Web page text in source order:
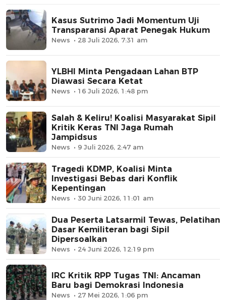
Kasus Sutrimo Jadi Momentum Uji
Transparansi Aparat Penegak Hukum
News 28 Juli 2026, 7:31 am
YLBHI Minta Pengadaan Lahan BTP
Diawasi Secara Ketat
News 16 Juli 2026, 1:48 pm
Salah & Keliru! Koalisi Masyarakat Sipil
Kritik Keras TNI Jaga Rumah
Jampidsus
News 9 Juli 2026, 2:47 am
Tragedi KDMP, Koalisi Minta
Investigasi Bebas dari Konflik
Kepentingan
News 30 Juni 2026, 11:01 am
Dua Peserta Latsarmil Tewas, Pelatihan
Dasar Kemiliteran bagi Sipil
Dipersoalkan
News 24 Juni 2026, 12:19 pm
IRC Kritik RPP Tugas TNI: Ancaman
Baru bagi Demokrasi Indonesia
News 27 Mei 2026, 1:06 pm